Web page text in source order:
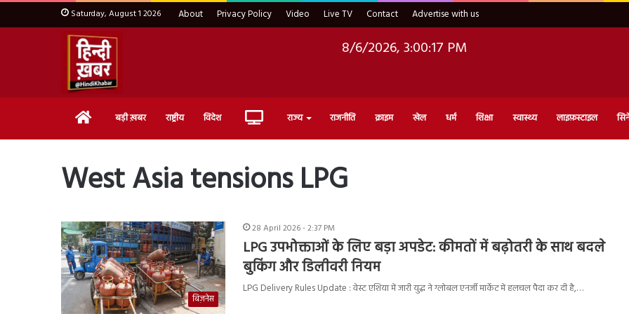
Saturday, August 1 2026 About Privacy Policy Video Live TV Contact Advertise with us
8/6/2026, 3:00:18 PM
Home बड़ी ख़बर राष्ट्रीय विदेश Live राज्य राजनीति क्राइम खेल धर्म शिक्षा स्वास्थ्य लाइफ़स्टाइल
West Asia tensions LPG
बिज़नेस
28 April 2026 - 2:37 PM
LPG उपभोक्ताओं के लिए बड़ा अपडेट: कीमतों में बढ़ोतरी के साथ बदले
बुकिंग और डिलीवरी नियम
LPG Delivery Rules Update : वेस्ट एशिया में जारी युद्ध ने ग्लोबल एनर्जी मार्केट में हलचल पैदा कर दी है,…